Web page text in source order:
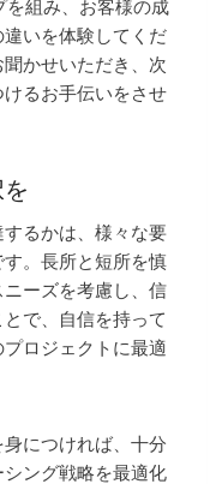
組み、お客様の成
いを体験してくだ
かせいただき、次
るお手伝いをさせ
るかは、様々な要
。長所と短所を慎
ーズを考慮し、信
で、自信を持って
ロジェクトに最適
につければ、十分
ング戦略を最適化